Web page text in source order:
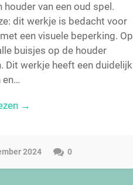
houder van een oud spel.
dit werkje is bedacht voor
een visuele beperking. Op
buisjes op de houder
Dit werkje heeft een duidelijk
en…
→
2024 0